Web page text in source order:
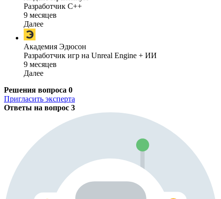
Разработчик C++
9 месяцев
Далее
Академия Эдюсон
Разработчик игр на Unreal Engine + ИИ
9 месяцев
Далее
Решения вопроса 0
Пригласить эксперта
Ответы на вопрос 3